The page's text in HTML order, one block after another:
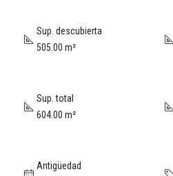
Sup. descubierta
505.00 m²
Sup. total
604.00 m²
Antigüedad